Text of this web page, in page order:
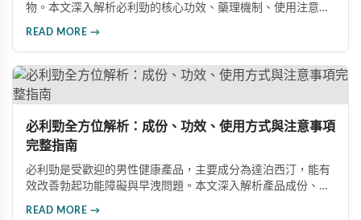
物。本文深入解析必利勁的核心功效、藥理機制、使用注意事
READ MORE →
必利勁全方位解析：成份、功效、使用方式與注意事項
完整指南
必利勁是受歡迎的男性健康產品，主要成分為達泊西汀，能有
效改善勃起功能障礙與早洩問題。本文深入解析產品成份、功
READ MORE →